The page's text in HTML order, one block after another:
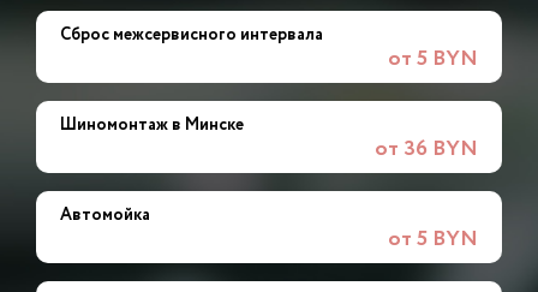
Сброс межсервисного интервала
от 5 BYN
Шиномонтаж в Минске
от 36 BYN
Автомойка
от 5 BYN